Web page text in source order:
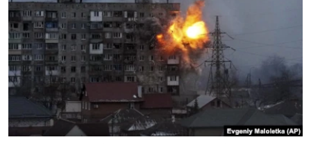
СПЕЦПРОЕКТИ
ДЕПОРТАЦІЯ
ВІДЕОУРОКИ «ELIFBE»
СВІДЧЕННЯ ОКУПАЦІЇ
УКРАЇНСЬКА ПРОБЛЕМА КРИМУ
ІНФОГРАФІКА
ЯК ОБІЙТИ БЛОКУВАННЯ
Русский
Qırımtatar
ДОЛУЧАЙСЯ!